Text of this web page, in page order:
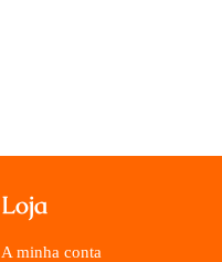
Loja
A minha conta